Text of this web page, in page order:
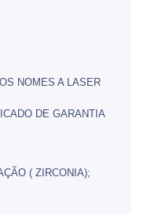
NOMES A LASER
DE GARANTIA
( ZIRCONIA);